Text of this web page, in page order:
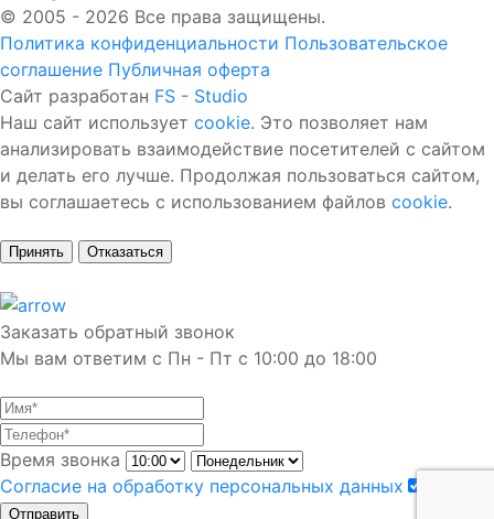
© 2005 - 2026 Все права защищены.
Политика конфиденциальности Пользовательское
соглашение Публичная оферта
Сайт разработан FS - Studio
Наш сайт использует cookie. Это позволяет нам
анализировать взаимодействие посетителей с сайтом
и делать его лучше. Продолжая пользоваться сайтом,
вы соглашаетесь с использованием файлов cookie.
Принять Отказаться
Заказать обратный звонок
Мы вам ответим с Пн - Пт с 10:00 до 18:00
Время звонка
Согласие на обработку персональных данных
Отправить